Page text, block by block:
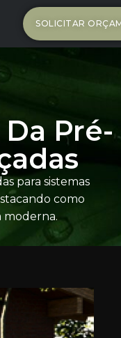
SOLICITAR
Pré-
para sistemas
como
moderna.